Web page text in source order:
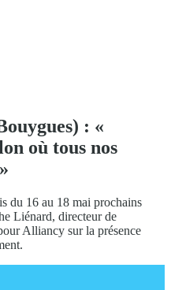
: «
où tous nos
du 16 au 18 mai prochains
Liénard, directeur de
Alliancy sur la présence